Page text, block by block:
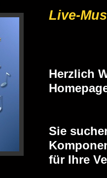
Live-
Herzlich
Sie
für Ihre